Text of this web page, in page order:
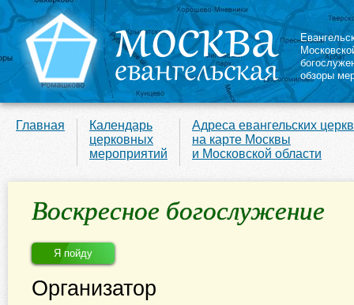
обзоры
Главная
Календарь
церковных
мероприятий
Адреса евангельских
на карте Москвы
и Московской области
Воскресное богослужение
Я пойду
Организатор